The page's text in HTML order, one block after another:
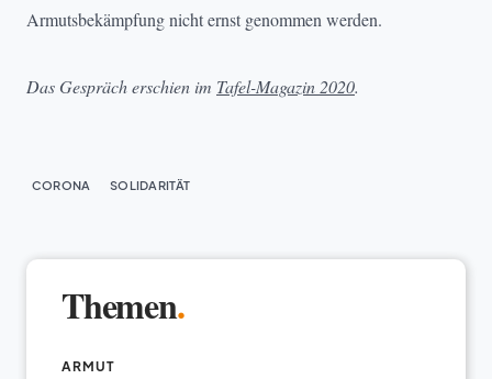
Armutsbekämpfung nicht ernst genommen werden.
Das Gespräch erschien im Tafel-Magazin 2020.
CORONA SOLIDARITÄT
Themen.
ARMUT